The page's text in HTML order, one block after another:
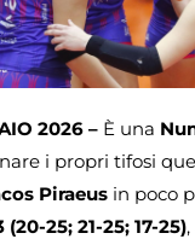
2026 – È una
i propri tifosi
Piraeus in poco
(20-25; 21-25; 17-25)